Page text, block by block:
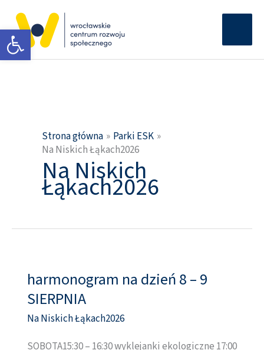
Otwórz pasek narzędzi
treści
Strona główna
Parki ESK
Na Niskich Łąkach2026
Na Niskich
Łąkach2026
harmonogram na dzień 8 – 9
SIERPNIA
Na Niskich Łąkach2026
SOBOTA15:30 – 16:30 wyklejanki ekologiczne 17:00
harmonogram
na
dzień
–